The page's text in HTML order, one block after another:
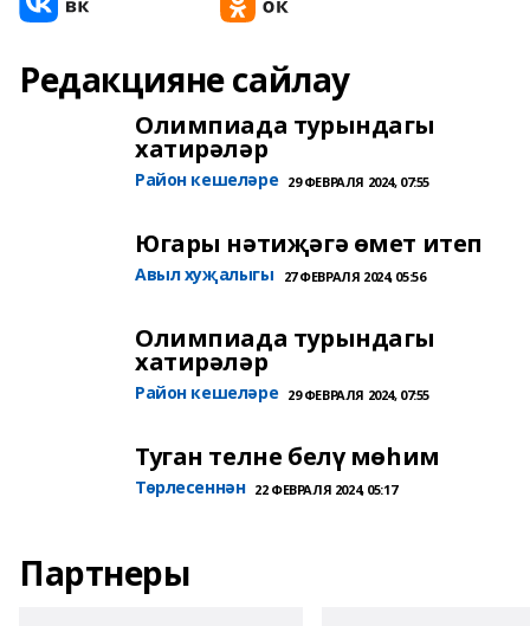
Редакцияне сайлау
Олимпиада турындагы
хатирәләр
Район кешеләре 29 ФЕВРАЛЯ 2024, 07:55
Югары нәтиҗәгә өмет итеп
Авыл хуҗалыгы 27 ФЕВРАЛЯ 2024, 05:56
Олимпиада турындагы
хатирәләр
Район кешеләре 29 ФЕВРАЛЯ 2024, 07:55
Туган телне белү мөһим
Төрлесеннән 22 ФЕВРАЛЯ 2024, 05:17
Партнеры